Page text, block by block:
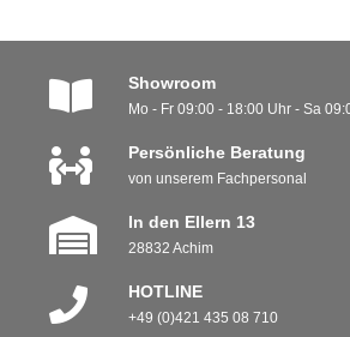
Showroom
Mo - Fr 09:00 - 18:00 Uhr - Sa
Persönliche Beratung
von unserem Fachpersonal
In den Ellern 13
28832 Achim
HOTLINE
+49 (0)421 435 08 710